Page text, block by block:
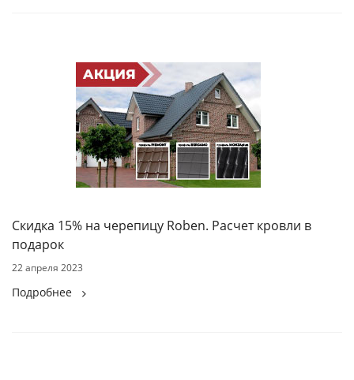
Скидка 15% на черепицу Roben. Расчет кровли в
подарок
22 апреля 2023
Подробнее